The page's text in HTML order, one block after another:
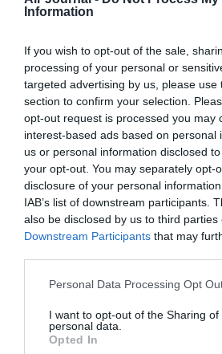
Information
If you wish to opt-out of the sale,
processing of your personal or
targeted advertising by us, please use
section to confirm your selection.
opt-out request is processed you may
interest-based ads based on personal
us or personal information disclosed
your opt-out. You may separately opt-
disclosure of your personal
IAB’s list of downstream participants.
also be disclosed by us to third parties
Downstream Participants that may
Personal Data Processing Opt
I want to opt-out of the Sharing of
personal data.
Opted In
S. Varana commenté :
Nous avons le choix entre notre
notre chalet de Méribel, notre île privée
“etxe” du Pays Basque…
LAISSER UN
Appel aux
Soutenez Air Journal